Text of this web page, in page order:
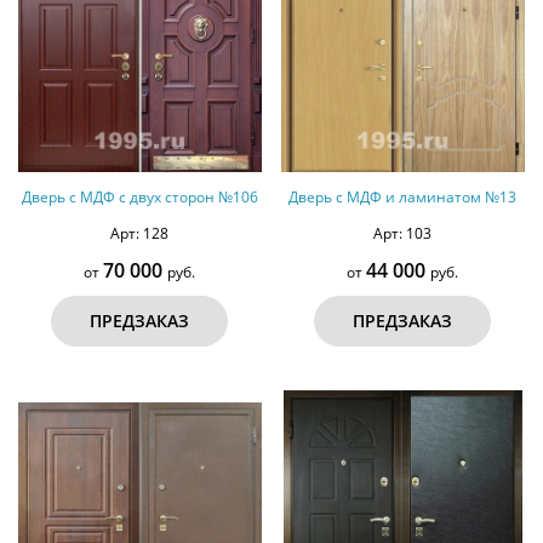
Дверь с МДФ с двух сторон №106
Арт: 128
от70 000 руб.
ПРЕДЗАКАЗ
Дверь с МДФ и ламинатом №13
Арт: 103
от44 000 руб.
ПРЕДЗАКАЗ